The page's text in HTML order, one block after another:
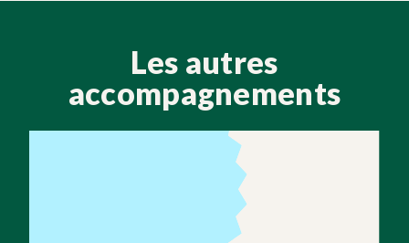
Les autres
accompagnements